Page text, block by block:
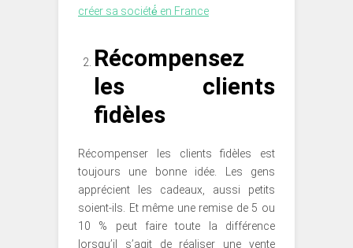
créer sa société́ en France
Récompensez
les clients
fidèles
Récompenser les clients fidèles est
toujours une bonne idée. Les gens
apprécient les cadeaux, aussi petits
soient-ils. Et même une remise de 5 ou
10 % peut faire toute la différence
lorsqu’il s’agit de réaliser une vente